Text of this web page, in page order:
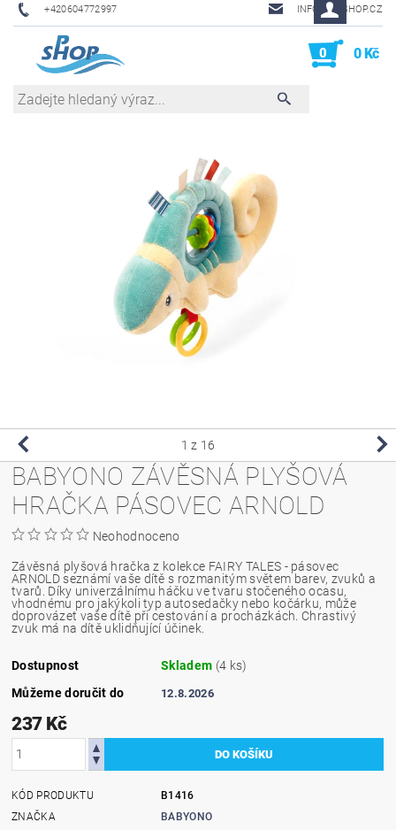
+420604772997 INFO@PHSHOP.CZ
0 0 Kč
1 z 16
BABYONO ZÁVĚSNÁ PLYŠOVÁ
HRAČKA PÁSOVEC ARNOLD
Neohodnoceno
Závěsná plyšová hračka z kolekce FAIRY TALES - pásovec
ARNOLD seznámí vaše dítě s rozmanitým světem barev, zvuků a
tvarů. Díky univerzálnímu háčku ve tvaru stočeného ocasu,
vhodnému pro jakýkoli typ autosedačky nebo kočárku, může
doprovázet vaše dítě při cestování a procházkách. Chrastivý
zvuk má na dítě uklidňující účinek.
Dostupnost Skladem (4 ks)
Můžeme doručit do
12.8.2026
237 Kč
KÓD PRODUKTU
B1416
ZNAČKA
BABYONO